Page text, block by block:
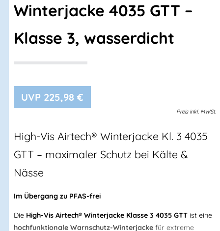
Winterjacke 4035 GTT –
Klasse 3, wasserdicht
225,98 €
Preis inkl. MWSt.
High-Vis Airtech® Winterjacke Kl. 3 4035
GTT – maximaler Schutz bei Kälte &
Nässe
Im Übergang zu PFAS-frei
Die High-Vis Airtech® Winterjacke Klasse 3 4035 GTT ist eine
hochfunktionale Warnschutz-Winterjacke für extreme